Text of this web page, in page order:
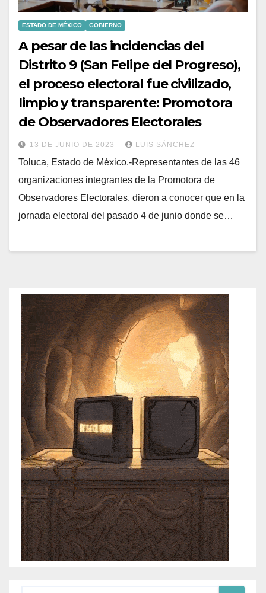
ESTADO DE MÉXICO GOBIERNO
A pesar de las incidencias del
Distrito 9 (San Felipe del Progreso),
el proceso electoral fue civilizado,
limpio y transparente: Promotora
de Observadores Electorales
13 DE JUNIO DE 2023 LUIS SÁNCHEZ
Toluca, Estado de México.-Representantes de las 46
organizaciones integrantes de la Promotora de
Observadores Electorales, dieron a conocer que en la
jornada electoral del pasado 4 de junio donde se…